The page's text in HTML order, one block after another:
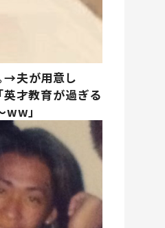
→夫が用意し
英才教育が過ぎる
ww」